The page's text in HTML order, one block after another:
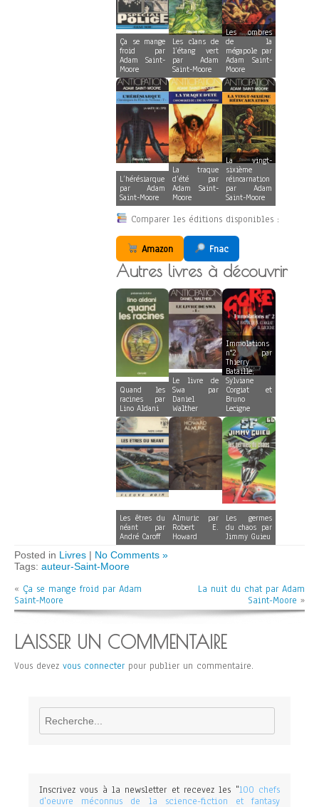
Ça se mange
froid par
Adam Saint-
Moore
Les clans de
l’étang vert
par Adam
Saint-Moore
Les ombres
de la
mégapole par
Adam Saint-
Moore
L’hérésiarque
par Adam
Saint-Moore
La traque
d’été par
Adam Saint-
Moore
La vingt-
sixième
réincarnation
par Adam
Saint-Moore
Comparer les éditions disponibles :
Amazon Fnac
Autres livres à découvrir
Quand les
racines par
Lino Aldani
Le livre de
Swa par
Daniel
Walther
Immolations
n°2 par
Thierry
Bataille,
Sylviane
Corgiat et
Bruno
Lecigne
Les êtres du
néant par
André Caroff
Almuric par
Robert E.
Howard
Les germes
du chaos par
Jimmy Guieu
Posted in Livres | No Comments »
Tags: auteur-Saint-Moore
« Ça se mange froid par Adam
Saint-Moore
La nuit du chat par Adam
Saint-Moore »
LAISSER UN COMMENTAIRE
Vous devez vous connecter pour publier un commentaire.
Rechercher
Inscrivez vous à la newsletter et recevez les "100 chefs
d'oeuvre méconnus de la science-fiction et fantasy